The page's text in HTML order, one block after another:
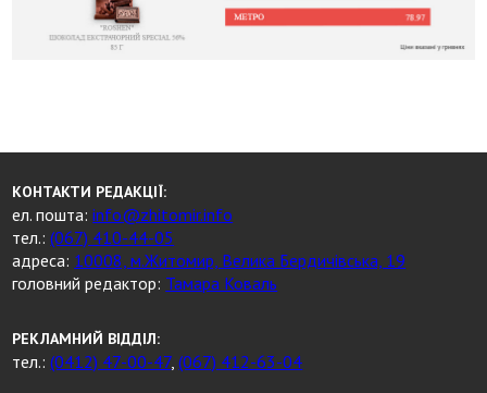
КОНТАКТИ РЕДАКЦІЇ:
ел. пошта:info@zhitomir.info
тел.:(067) 410-44-05
адреса: 10008, м.Житомир, Велика Бердичівська, 19
головний редактор: Тамара Коваль
РЕКЛАМНИЙ ВІДДІЛ:
тел.:(0412) 47-00-47,(067) 412-63-04